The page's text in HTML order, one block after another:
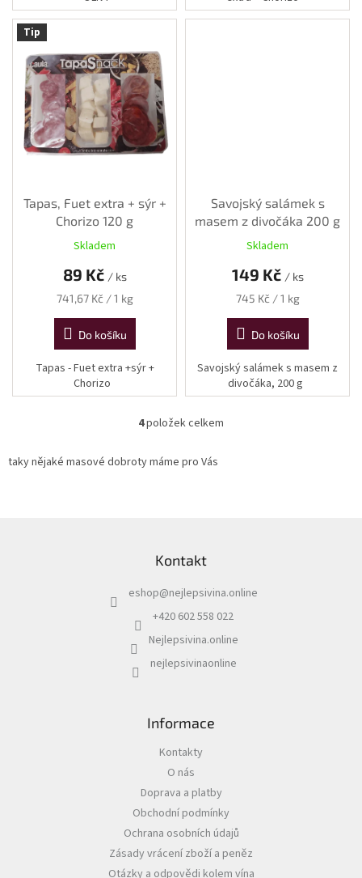
Tip
Tapas, Fuet extra + sýr +
Chorizo 120 g
Skladem
89 Kč / ks
Měrná
741,67 Kč / 1 kg
Do košíku
Tapas - Fuet extra +sýr +
Chorizo
Savojský salámek s
masem z divočáka 200 g
Skladem
149 Kč / ks
Měrná
745 Kč / 1 kg
Do košíku
Savojský salámek s masem z
divočáka, 200 g
O
l
p
r
k
y
ý
p
4položek celkem
taky nějaké masové dobroty máme pro Vás
Kontakt
eshop@nejlepsivina.online
+420 602 558 022
Nejlepsivina.online
nejlepsivinaonline
Informace
Kontakty
O nás
Doprava a platby
Obchodní podmínky
Ochrana osobních údajů
Zásady vrácení zboží a peněz
Otázky a odpovědi kolem vína